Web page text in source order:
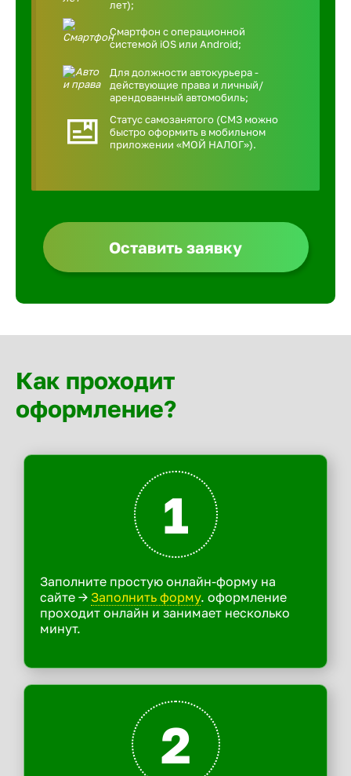
лет);
Смартфон с операционной
системой iOS или Android;
Для должности автокурьера -
действующие права и личный/
арендованный автомобиль;
Статус самозанятого (СМЗ можно
быстро оформить в мобильном
приложении «МОЙ НАЛОГ»).
Оставить заявку
Как проходит
оформление?
1
Заполните простую онлайн-форму на
сайте -> Заполнить форму. оформление
проходит онлайн и занимает несколько
минут.
2